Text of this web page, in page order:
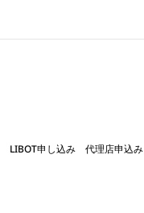
LIBOT申し込み 代理店申込み